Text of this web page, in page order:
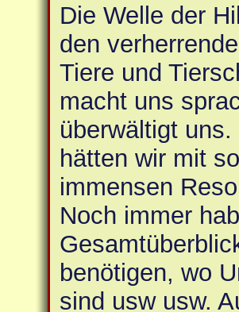
Die Welle der
den
Tiere und
macht uns
überwältigt
hätten wir mit
immensen
Noch immer
benötigen, wo
sind usw usw.